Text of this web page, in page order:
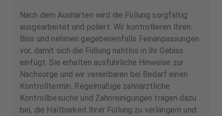
Nach dem Aushärten wird die Füllung sorgfältig
ausgearbeitet und poliert. Wir kontrollieren Ihren
Biss und nehmen gegebenenfalls Feinanpassungen
vor, damit sich die Füllung nahtlos in Ihr Gebiss
einfügt. Sie erhalten ausführliche Hinweise zur
Nachsorge und wir vereinbaren bei Bedarf einen
Kontrolltermin. Regelmäßige zahnärztliche
Kontrollbesuche und Zahnreinigungen tragen dazu
bei, die Haltbarkeit Ihrer Füllung zu verlängern und